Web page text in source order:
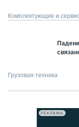
Комплектующие и
Грузовая техника
РЕКЛАМА